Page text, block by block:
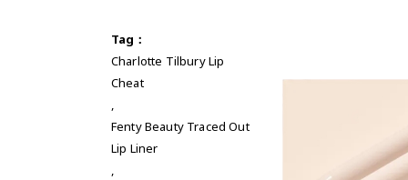
Tag：
Charlotte Tilbury Lip
Cheat
,
Fenty Beauty Traced Out
Lip Liner
,